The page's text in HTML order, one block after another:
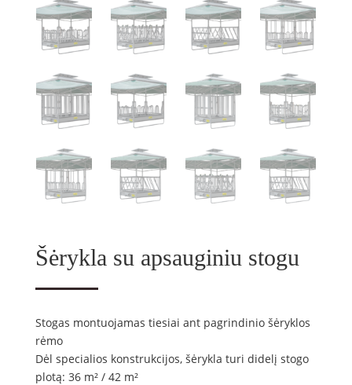
Šėrykla su apsauginiu stogu
Stogas montuojamas tiesiai ant pagrindinio šėryklos
rėmo
Dėl specialios konstrukcijos, šėrykla turi didelį stogo
plotą: 36 m² / 42 m²